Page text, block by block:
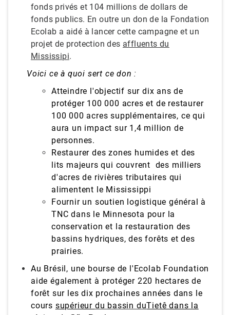
fonds privés et 104 millions de dollars de
fonds publics. En outre un don de la Fondation
Ecolab a aidé à lancer cette campagne et un
projet de protection des affluents du
Mississipi.
Voici ce à quoi sert ce don :
Atteindre l'objectif sur dix ans de
protéger 100 000 acres et de restaurer
100 000 acres supplémentaires, ce qui
aura un impact sur 1,4 million de
personnes.
Restaurer des zones humides et des
lits majeurs qui couvrent des milliers
d'acres de rivières tributaires qui
alimentent le Mississippi
Fournir un soutien logistique général à
TNC dans le Minnesota pour la
conservation et la restauration des
bassins hydriques, des forêts et des
prairies.
Au Brésil, une bourse de l'Ecolab Foundation
aide également à protéger 220 hectares de
forêt sur les dix prochaines années dans le
cours supérieur du bassin duTietê dans la